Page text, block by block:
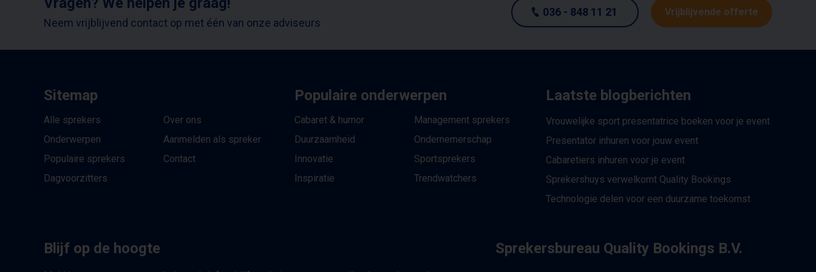
Neem vrijblijvend contact op met één van onze adviseurs
036 - 848 11 21 Vrijblijvende offerte
Sitemap
Alle sprekers
Onderwerpen
Populaire sprekers
Dagvoorzitters
Over ons
Aanmelden als spreker
Contact
Populaire onderwerpen
Cabaret & humor
Duurzaamheid
Innovatie
Inspiratie
Management sprekers
Ondernemerschap
Sportsprekers
Trendwatchers
Laatste blogberichten
Vrouwelijke sport presentatrice boeken voor je event
Presentator inhuren voor jouw event
Cabaretiers inhuren voor je event
Sprekershuys verwelkomt Quality Bookings
Technologie delen voor een duurzame toekomst
Blijf op de hoogte Sprekersbureau Quality Bookings B.V.